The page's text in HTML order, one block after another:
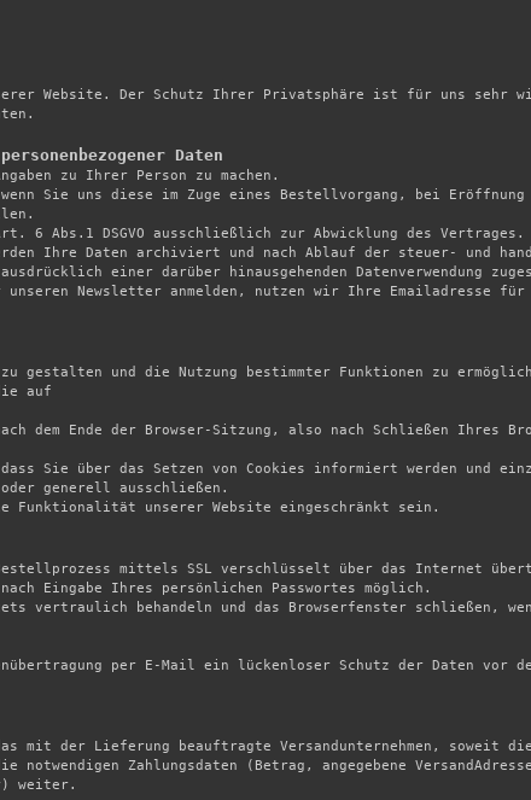
Website. Der Schutz Ihrer Privatsphäre ist für uns sehr
Daten
zu Ihrer Person zu machen.
wenn Sie uns diese im Zuge eines Bestellvorgang, bei
6 Abs.1 DSGVO ausschließlich zur Abwicklung des Vertrages.
Ihre Daten archiviert und nach Ablauf der steuer- und
einer darüber hinausgehenden Datenverwendung
Newsletter anmelden, nutzen wir Ihre Emailadresse für
gestalten und die Nutzung bestimmter Funktionen zu
auf
dem Ende der Browser-Sitzung, also nach Schließen Ihres
Sie über das Setzen von Cookies informiert werden und
generell ausschließen.
Funktionalität unserer Website eingeschränkt sein.
Bestellprozess mittels SSL verschlüsselt über das Internet
Eingabe Ihres persönlichen Passwortes möglich.
vertraulich behandeln und das Browserfenster schließen,
per E-Mail ein lückenloser Schutz der Daten
mit der Lieferung beauftragte Versandunternehmen, soweit
notwendigen Zahlungsdaten (Betrag, angegebene
weiter.